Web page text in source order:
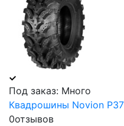
Под заказ: Много
Квадрошины Novion
0отзывов